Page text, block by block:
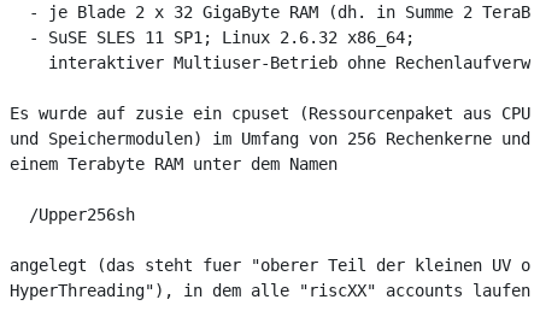
- je Blade 2 x 32 GigaByte RAM (dh. in Summe 2
  - SuSE SLES 11 SP1; Linux 2.6.32 x86_64;
interaktiver Multiuser-Betrieb ohne
Es wurde auf zusie ein cpuset (Ressourcenpaket aus CPU-
und Speichermodulen) im Umfang von 256 Rechenkerne und
einem Terabyte RAM unter dem Namen
  /Upper256sh
angelegt (das steht fuer "oberer Teil der kleinen UV
HyperThreading"), in dem alle "riscXX" accounts laufen: